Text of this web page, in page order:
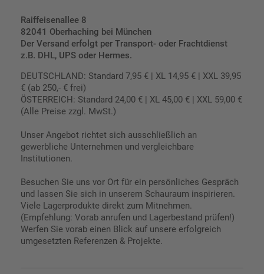
Raiffeisenallee 8
82041 Oberhaching bei München
Der Versand erfolgt per Transport- oder Frachtdienst
z.B. DHL, UPS oder Hermes.
DEUTSCHLAND: Standard 7,95 € | XL 14,95 € | XXL 39,95
€ (ab 250,- € frei)
ÖSTERREICH: Standard 24,00 € | XL 45,00 € | XXL 59,00 €
(Alle Preise zzgl. MwSt.)
Unser Angebot richtet sich ausschließlich an
gewerbliche Unternehmen und vergleichbare
Institutionen.
Besuchen Sie uns vor Ort für ein persönliches Gespräch
und lassen Sie sich in unserem Schauraum inspirieren.
Viele Lagerprodukte direkt zum Mitnehmen.
(Empfehlung: Vorab anrufen und Lagerbestand prüfen!)
Werfen Sie vorab einen Blick auf unsere erfolgreich
umgesetzten Referenzen & Projekte.